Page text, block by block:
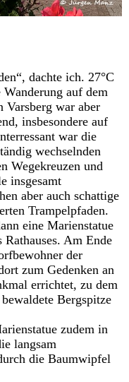
dachte ich. 27°C
auf dem
Varsberg war aber
insbesondere auf
war die
wechselnden
Wegekreuzen und
insgesamt
aber auch schattige
Trampelpfaden.
eine Marienstatue
Am Ende
der
zum Gedenken an
errichtet, zu dem
Bergspitze
zudem in
langsam
die Baumwipfel